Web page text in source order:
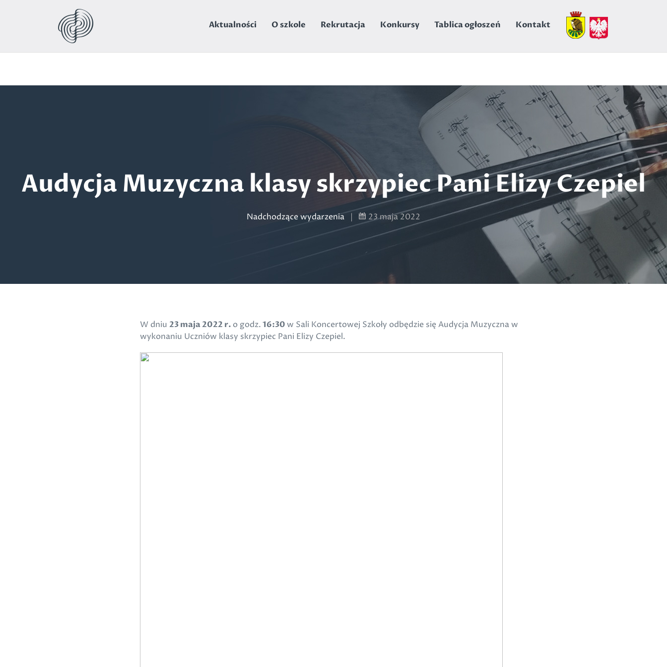
: Use of undefined constant navbar - assumed 'navbar' (this will throw an Error in a future version of PHP) in
/wp-content/themes/SzkolaMuzyczna1.1/single-
upcoming_events.phpon line Aktualności O szkole Rekrutacja Konkursy Tablica ogłoszeń Kontakt
Audycja Muzyczna klasy skrzypiec Pani Elizy Czepiel
Nadchodzące wydarzenia | 23 maja 2022
W dniu 23 maja 2022 r. o godz.16:30w Sali Koncertowej Szkoły odbędzie się Audycja Muzyczna w
wykonaniu Uczniów klasy skrzypiec Pani Elizy Czepiel.